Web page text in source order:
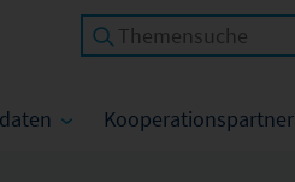
Kooperationspartner